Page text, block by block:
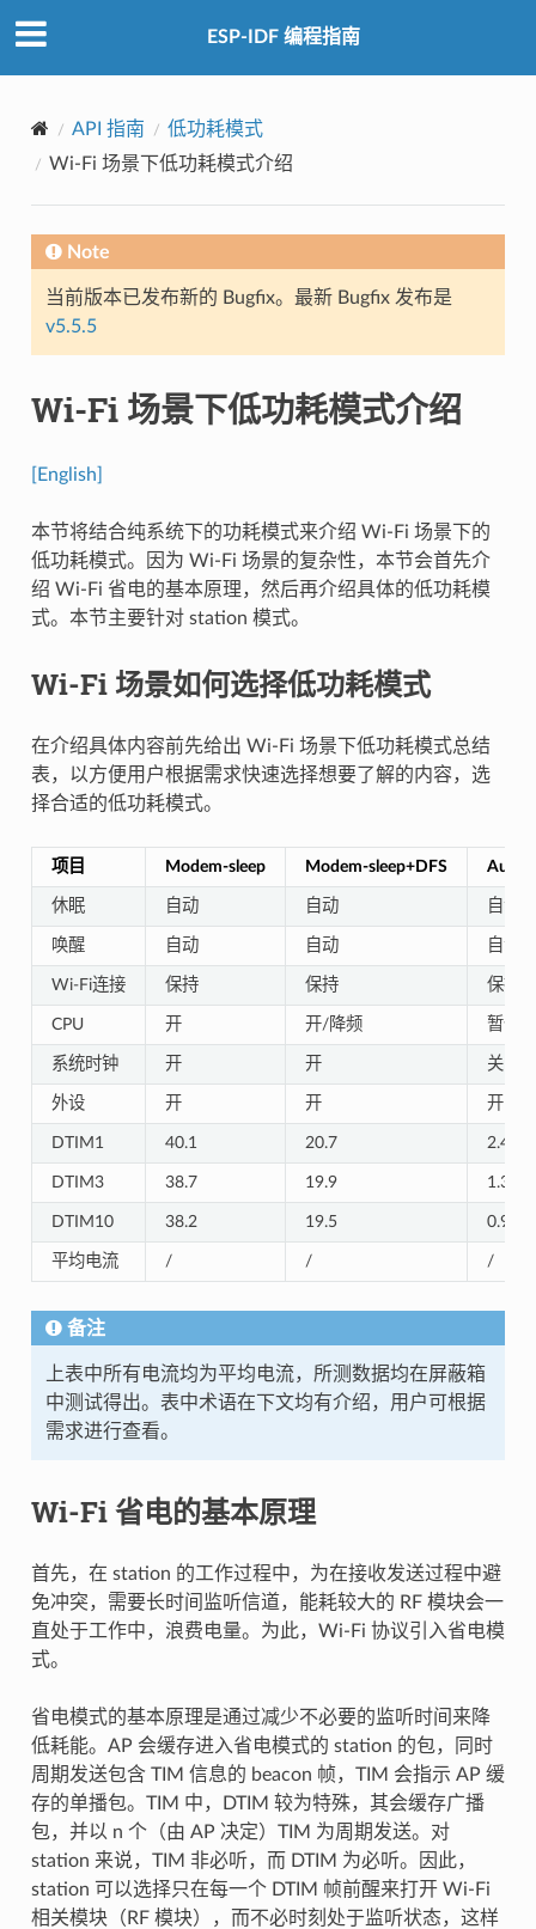
ESP-IDF 编程指南
API 指南
低功耗模式
Wi-Fi 场景下低功耗模式介绍
Note
当前版本已发布新的 Bugfix。最新 Bugfix 发布是
v5.5.5
Wi-Fi 场景下低功耗模式介绍
[English]
本节将结合纯系统下的功耗模式来介绍 Wi-Fi 场景下的
低功耗模式。因为 Wi-Fi 场景的复杂性，本节会首先介
绍 Wi-Fi 省电的基本原理，然后再介绍具体的低功耗模
式。本节主要针对 station 模式。
Wi-Fi 场景如何选择低功耗模式
在介绍具体内容前先给出 Wi-Fi 场景下低功耗模式总结
表，以方便用户根据需求快速选择想要了解的内容，选
择合适的低功耗模式。
项目 Modem-sleep Modem-sleep+DFS Auto
休眠 自动 自动 自动
唤醒 自动 自动 自动
Wi-Fi连接 保持 保持 保持
CPU 开 开/降频 暂停
系统时钟 开 开 关
外设 开 开 开
DTIM1 40.1 20.7 2.45
DTIM3 38.7 19.9 1.33
DTIM10 38.2 19.5 0.93
平均电流 / / /
备注
上表中所有电流均为平均电流，所测数据均在屏蔽箱
中测试得出。表中术语在下文均有介绍，用户可根据
需求进行查看。
Wi-Fi 省电的基本原理
首先，在 station 的工作过程中，为在接收发送过程中避
免冲突，需要长时间监听信道，能耗较大的 RF 模块会一
直处于工作中，浪费电量。为此，Wi-Fi 协议引入省电模
式。
省电模式的基本原理是通过减少不必要的监听时间来降
低耗能。AP 会缓存进入省电模式的 station 的包，同时
周期发送包含 TIM 信息的 beacon 帧，TIM 会指示 AP 缓
存的单播包。TIM 中，DTIM 较为特殊，其会缓存广播
包，并以 n 个（由 AP 决定）TIM 为周期发送。对
station 来说，TIM 非必听，而 DTIM 为必听。因此，
station 可以选择只在每一个 DTIM 帧前醒来打开 Wi-Fi
相关模块（RF 模块），而不必时刻处于监听状态，这样